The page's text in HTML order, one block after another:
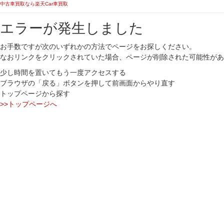
中古車買取なら楽天Car車買取
エラーが発生しました
お手数ですが次のいずれかの方法でページをお探しください。
なおリンクをクリックされていた場合、ページが削除された可能性が
少し時間を置いてもう一度アクセスする
ブラウザの「戻る」ボタンを押して前画面からやり直す
トップページから探す
>>トップページへ